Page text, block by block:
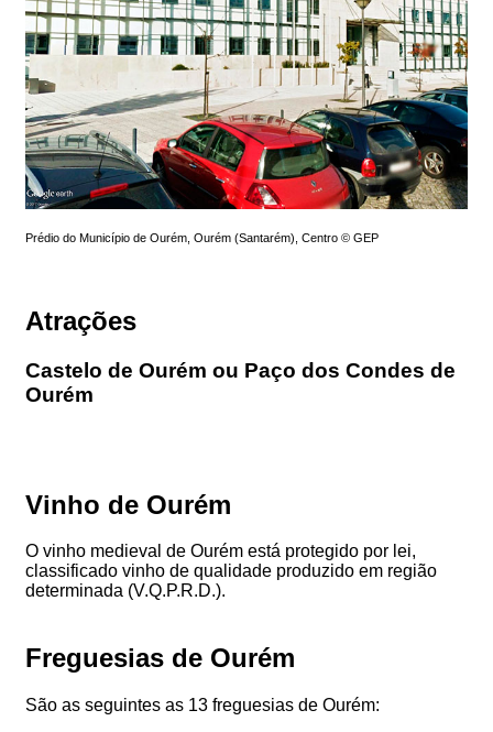
Prédio do Município de Ourém, Ourém (Santarém), Centro © GEP
Atrações
Castelo de Ourém ou Paço dos Condes de
Ourém
Vinho de Ourém
O vinho medieval de Ourém está protegido por lei,
classificado vinho de qualidade produzido em região
determinada (V.Q.P.R.D.).
Freguesias de Ourém
São as seguintes as 13 freguesias de Ourém: